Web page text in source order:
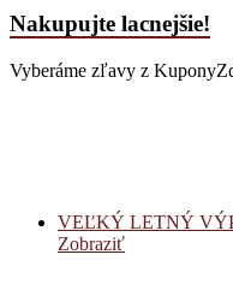
Nakupujte lacnejšie!
Vyberáme zľavy z
VEĽKÝ LETNÝ
Zobraziť